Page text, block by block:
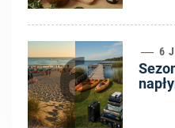
6 6